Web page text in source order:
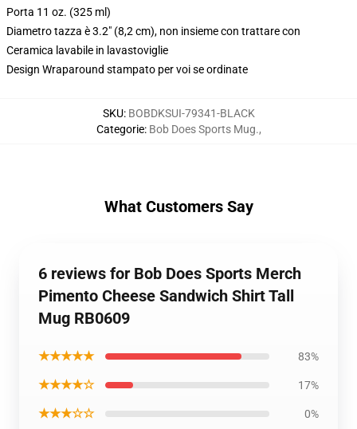
Porta 11 oz. (325 ml)
Diametro tazza è 3.2" (8,2 cm), non insieme con trattare con
Ceramica lavabile in lavastoviglie
Design Wraparound stampato per voi se ordinate
SKU: BOBDKSUI-79341-BLACK
Categorie: Bob Does Sports Mug.,
What Customers Say
6 reviews for Bob Does Sports Merch
Pimento Cheese Sandwich Shirt Tall
Mug RB0609
★★★★★ 83%
★★★★☆ 17%
★★★☆☆ 0%